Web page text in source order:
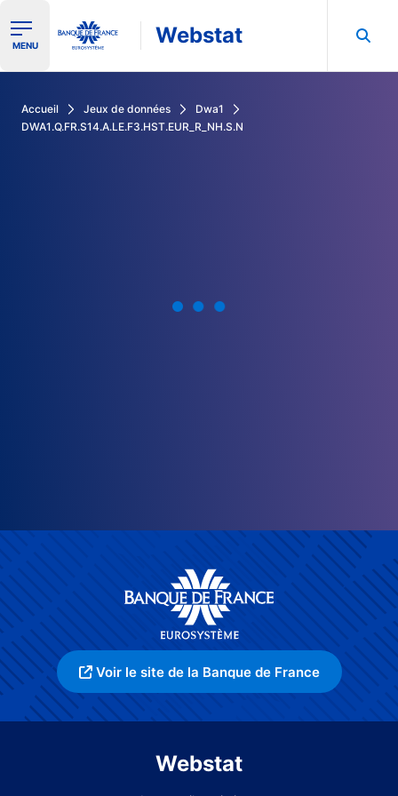
Ouvrir le menu de navigation
MENU Webstat
Accueil Jeux de données
Dwa1
DWA1.Q.FR.S14.A.LE.F3.HST.EUR_R_NH.S.N
Voir le site de la Banque de France
Webstat